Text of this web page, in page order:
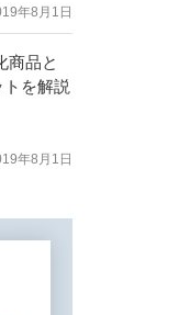
年8月1日
商品と
を解説
年8月1日